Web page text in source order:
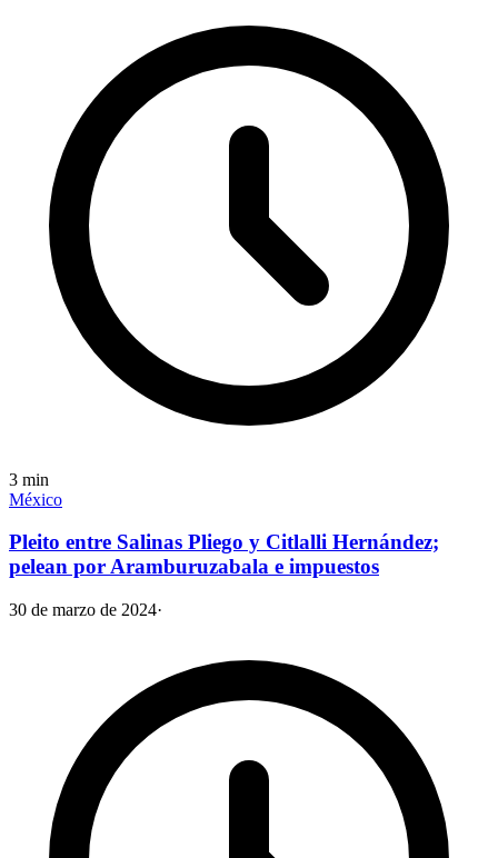
3 min
México
Pleito entre Salinas Pliego y Citlalli Hernández;
pelean por Aramburuzabala e impuestos
30 de marzo de 2024·